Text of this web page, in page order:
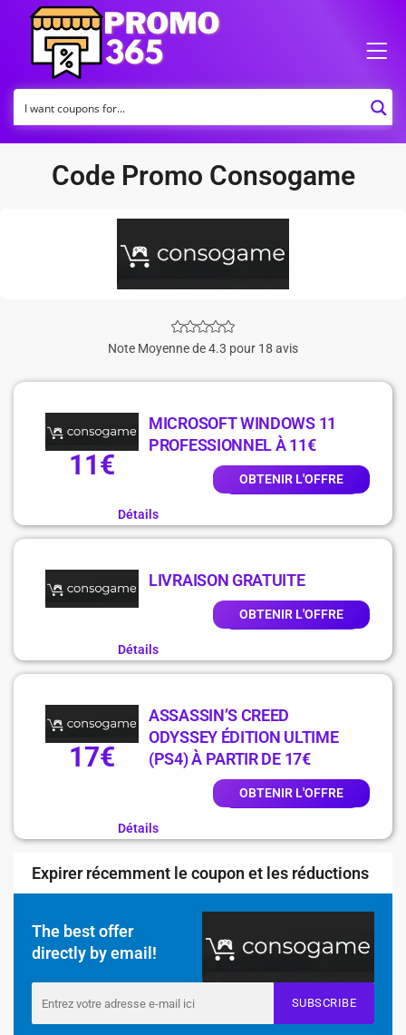
Code Promo Consogame
Note Moyenne de 4.3 pour 18 avis
11€
MICROSOFT WINDOWS 11
PROFESSIONNEL À 11€
OBTENIR L'OFFRE
Détails
LIVRAISON GRATUITE
OBTENIR L'OFFRE
Détails
17€
ASSASSIN’S CREED
ODYSSEY ÉDITION ULTIME
(PS4) À PARTIR DE 17€
OBTENIR L'OFFRE
Détails
Expirer récemment le coupon et les réductions
The best offer
directly by email!
SUBSCRIBE